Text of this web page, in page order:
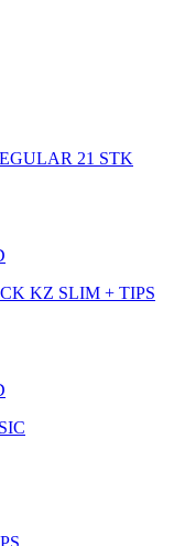
21 STK
KZ SLIM + TIPS